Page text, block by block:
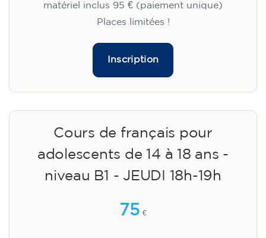
matériel inclus 95 € (paiement unique)
Places limitées !
Inscription
Cours de français pour
adolescents de 14 à 18 ans -
niveau B1 - JEUDI 18h-19h
75 €